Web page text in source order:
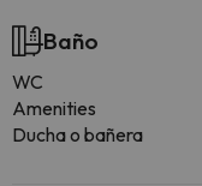
Baño
WC
Amenities
Ducha o bañera